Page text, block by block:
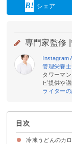
シェア
専門家監修 |
Instagram
管理栄養士
タワーマ
ピ提供や講
ライター
目次
冷凍うどんのカ